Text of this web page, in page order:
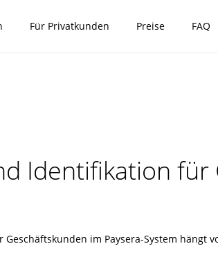
Für Privatkunden Preise FAQ
Identifikation für
im Paysera-System